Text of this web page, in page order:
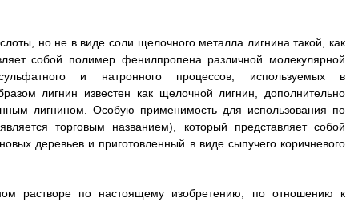
но не в виде соли щелочного металла лигнина такой, как
собой полимер фенилпропена различной молекулярной
и натронного процессов, используемых в
лигнин известен как щелочной лигнин, дополнительно
лигнином. Особую применимость для использования по
торговым названием), который представляет собой
деревьев и приготовленный в виде сыпучего коричневого
растворе по настоящему изобретению, по отношению к